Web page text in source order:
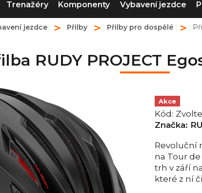
Trenažéry Komponenty Vybavení jezdce
jezdce Přilby Přilby pro dospělé
RUDY PROJECT
Akce
Kód:
Značka:
Revoluční
na Tour
trh v září
které z ní